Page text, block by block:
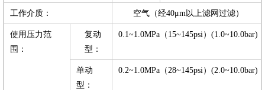
工作介质： 空气（经40μm以上滤网过滤）
使用压力范
围：
复动
型：
0.1~1.0MPa（15~145psi）(1.0~10.0bar)
单动
型：
0.2~1.0MPa（28~145psi）(2.0~10.0bar)